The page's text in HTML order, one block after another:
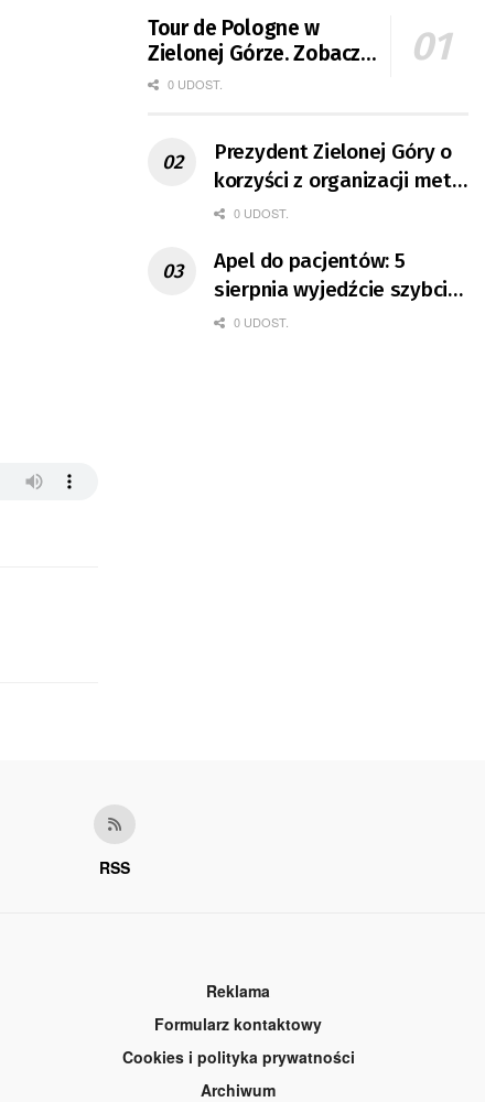
Tour de Pologne w
Zielonej Górze. Zobacz
zmiany w organizacji
0 UDOST.
Prezydent Zielonej Góry o
korzyści z organizacji mety
Tour de Pologne
0 UDOST.
Apel do pacjentów: 5
sierpnia wyjedźcie szybciej
z domów
0 UDOST.
RSS
Reklama
Formularz kontaktowy
Cookies i polityka prywatności
Archiwum